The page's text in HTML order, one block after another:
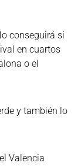
conseguirá si
en cuartos
o el
y también lo
Valencia